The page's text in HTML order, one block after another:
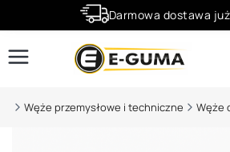
Darmowa dostawa już
Rabaty -50% na
Węże przemysłowe i techniczne Węże